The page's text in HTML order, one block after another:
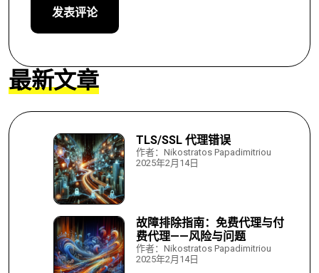
最新文章
TLS/SSL 代理错误
作者：Nikostratos Papadimitriou
2025年2月14日
故障排除指南：免费代理与付
费代理——风险与问题
作者：Nikostratos Papadimitriou
2025年2月14日